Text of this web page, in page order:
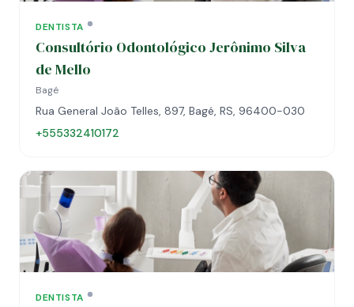
DENTISTA
Consultório Odontológico Jerônimo Silva
de Mello
Bagé
Rua General João Telles, 897, Bagé, RS, 96400-030
+555332410172
DENTISTA